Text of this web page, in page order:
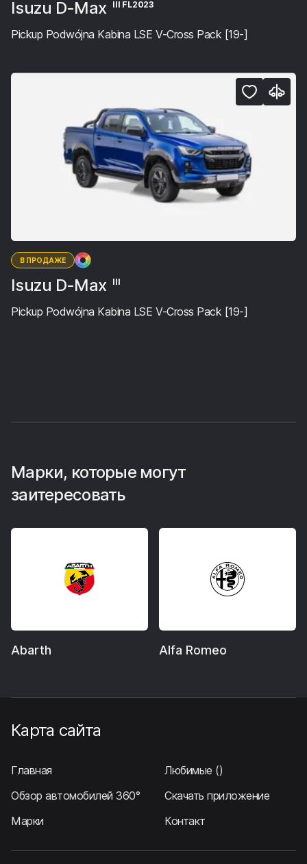
Isuzu D-Max III FL2023
Pickup Podwójna Kabina LSE V-Cross Pack [19-]
В ПРОДАЖЕ
Isuzu D-Max III
Pickup Podwójna Kabina LSE V-Cross Pack [19-]
Марки, которые могут
заитересовать
Abarth Alfa Romeo
Карта сайта
Главная Любимые ()
Обзор автомобилей 360°
Скачать приложение
Марки
Контакт